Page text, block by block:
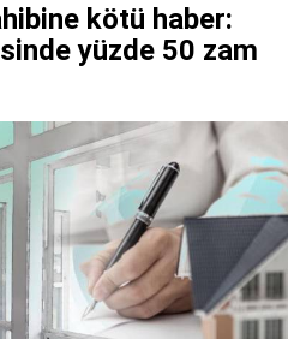
kötü haber:
yüzde 50 zam